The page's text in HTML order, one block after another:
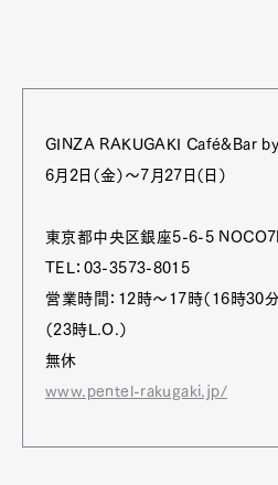
GINZA RAKUGAKI Café&Bar
6月2日（金）～7月27日（日）
東京都中央区銀座5-6-5
TEL：03-3573-8015
営業時間：12時～17時（16時30
（23時L.O.）
無休
www.pentel-rakugaki.jp/